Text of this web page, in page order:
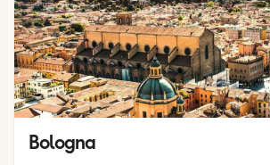
Bologna